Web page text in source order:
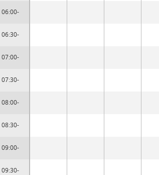
06:00-
06:30-
07:00-
07:30-
08:00-
08:30-
09:00-
09:30-